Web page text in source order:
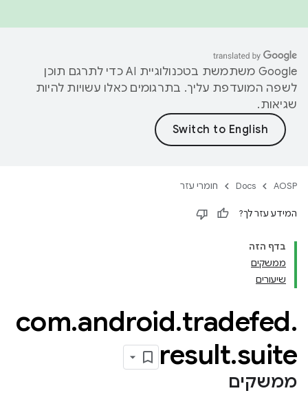
‫Google משתמשת בטכנולוגיית AI כדי לתרגם תוכן
לשפה המועדפת עליך. בתרגומים כאלו עשויות להיות
שגיאות.
AOSP
Docs חומרי עזר
המידע עזר לך?
בדף הזה
ממשקים
שיעורים
com.android.tradefed.
result.suite
ממשקים